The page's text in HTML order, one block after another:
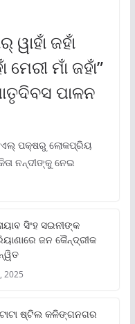
ୱାହାଁ ଜହାଁ
ମାଁ ଜହାଁ”
ପାଳନ
ପକ୍ଷରୁ ଲୋକପ୍ରିୟ
ନନ୍ଦୀଙ୍କୁ ନେଇ
ସିଂହ ସଇନୀଙ୍କ
ଜନ କୈନ୍ଦ୍ରୀକ
2025
ଟାଟା ଷ୍ଟିଲ କଳିଙ୍ଗନଗର